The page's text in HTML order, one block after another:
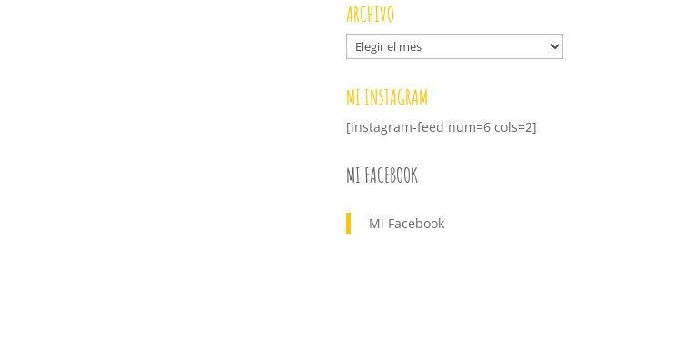
ARCHIVO
Archivo
MI INSTAGRAM
[instagram-feed num=6 cols=2]
MI FACEBOOK
Mi Facebook